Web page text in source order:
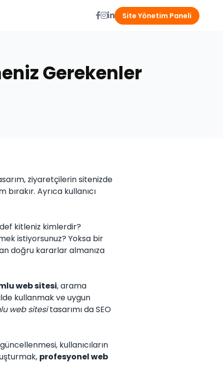
Site Yönetim Paneli
Gerekenler
ziyaretçilerin sitenizde
Ayrıca kullanıcı
kitleniz kimlerdir?
istiyorsunuz? Yoksa bir
doğru kararlar almanıza
web sitesi, arama
kullanmak ve uygun
web sitesitasarımı da SEO
kullanıcıların
profesyonel web